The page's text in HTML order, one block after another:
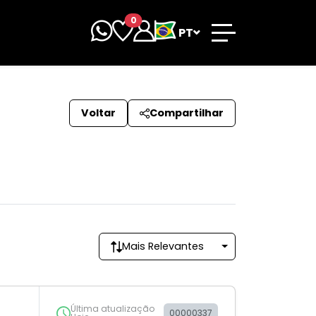
0
PT
Voltar Compartilhar
Mais Relevantes
Última atualização 00000337